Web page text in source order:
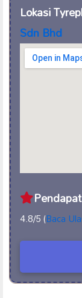
Lokasi
Sdn Bhd
Pendapat
4.8/5 (Baca